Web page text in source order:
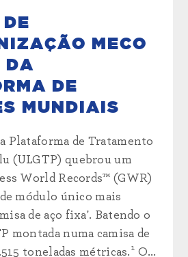
MECO
DA
DE
MUNDIAIS
Plataforma de Tratamento
(ULGTP) quebrou um
World Records™ (GWR)
módulo único mais
de aço fixa'. Batendo o
montada numa camisa de
toneladas métricas.¹ O...